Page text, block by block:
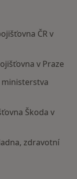
ČR v
v Praze
Škoda v
zdravotní